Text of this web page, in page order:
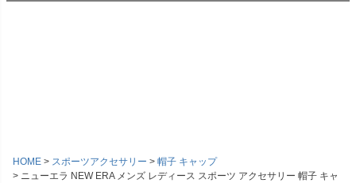
HOME スポーツアクセサリー
帽子 キャップ
ニューエラ NEW ERA メンズ レディース スポーツ アクセサリー 帽子 キャ